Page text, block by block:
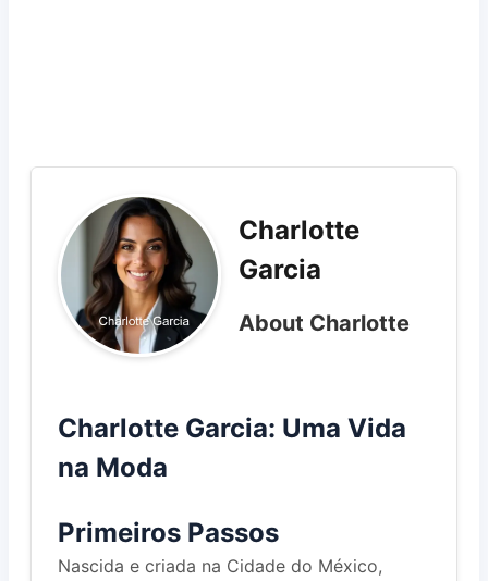
Charlotte
Garcia
About Charlotte
Charlotte Garcia: Uma Vida
na Moda
Primeiros Passos
Nascida e criada na Cidade do México,